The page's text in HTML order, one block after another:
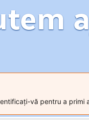
vă pentru a primi